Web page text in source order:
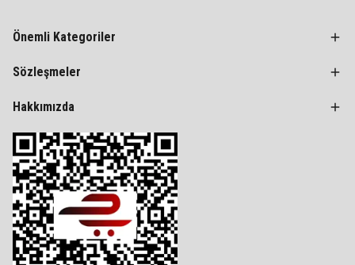
Önemli Kategoriler
Sözleşmeler
Hakkımızda